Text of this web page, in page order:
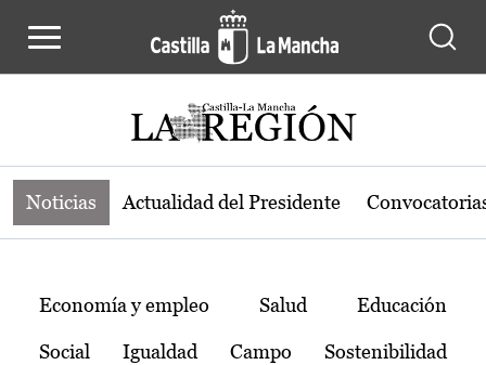
Noticias de la región de Castilla-La
Noticias Actualidad del Presidente
Temas
Economía y empleo Salud Educación
Social Igualdad Campo Sostenibilidad